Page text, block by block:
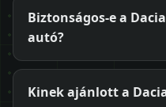
Biztonságos-e a
autó?
Kinek ajánlott a